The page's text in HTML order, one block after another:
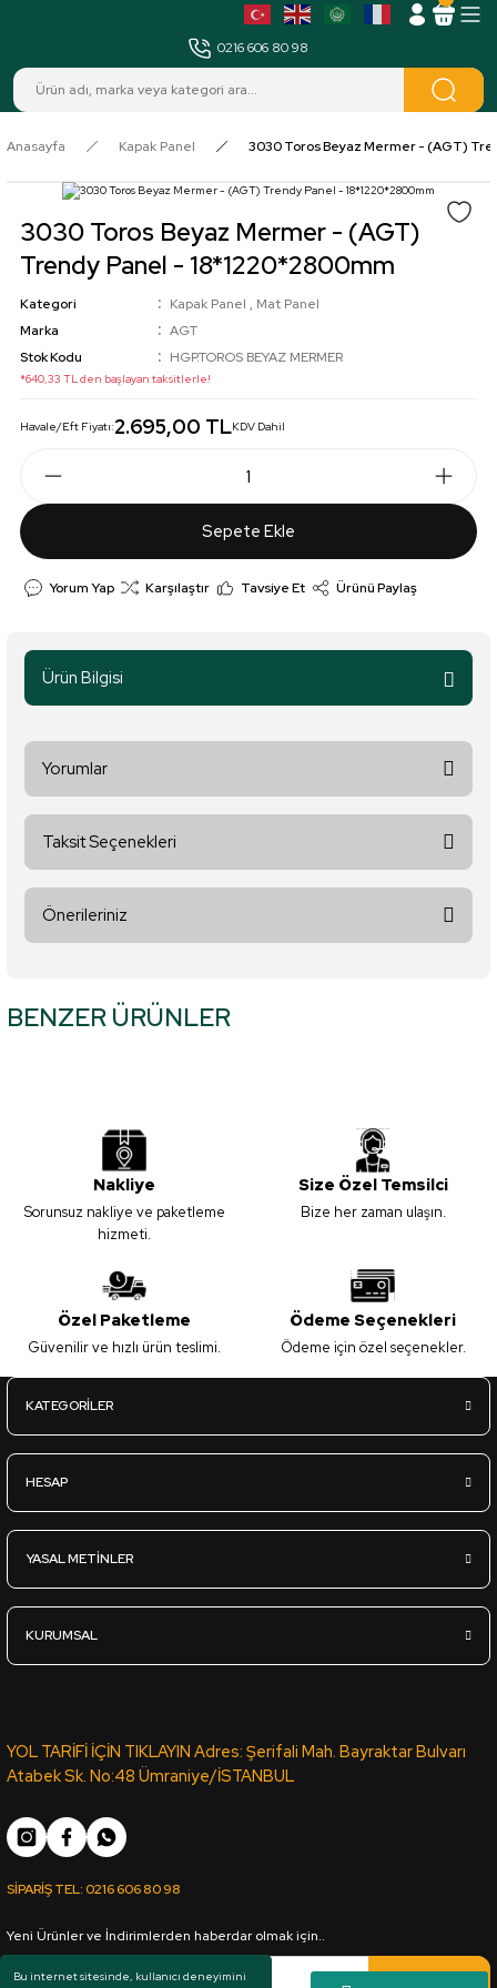
Bu internet sitesinde, kullanıcı deneyimini
0216 606 80 98
Anasayfa Kapak Panel 3030 Toros Beyaz Mermer - (AGT)
3030 Toros Beyaz Mermer - (AGT)
Trendy Panel - 18*1220*2800mm
Kategori Kapak Panel , Mat Panel
Marka
AGT
Stok Kodu
HGP.TOROS BEYAZ MERMER
*640,33 TL den başlayan taksitlerle!
Havale/Eft Fiyatı:2.695,00 TLKDV Dahil
Sepete Ekle
Yorum Yap Karşılaştır Tavsiye Et Ürünü Paylaş
Ürün Bilgisi
Yorumlar
Taksit Seçenekleri
Önerileriniz
tarafımıza iletebilirsiniz.
Ürün bilgilerinde hatalar bulunuyor.
Ürün fiyatı diğer sitelerden daha pahalı.
Bu ürüne benzer farklı alternatifler olmalı.
BENZER ÜRÜNLER
L.Acr-A05 Parlak Kaşmir - Lux Akrilik Panel - 18*1220*2800mm
3.670,00TL
L.Acr-068 Parlak Beyaz Lux Akrilik Panel - 18*1220*2800mm
3.670,00TL
L.Acr-237 Parlak Gri - Lux Akrilik Panel - 18*1220*2800mm
Nakliye
Sorunsuz nakliye ve paketleme
hizmeti.
Size Özel Temsilci
Bize her zaman ulaşın.
Özel Paketleme
Güvenilir ve hızlı ürün teslimi.
Ödeme Seçenekleri
Ödeme için özel seçenekler.
KATEGORİLER
HESAP
YASAL METİNLER
KURUMSAL
YOL TARİFİ İÇİN TIKLAYIN Adres: Şerifali Mah. Bayraktar Bulvarı
Atabek Sk. No:48 Ümraniye/İSTANBUL
SİPARİŞ TEL:0216 606 80 98
Yeni Ürünler ve İndirimlerden haberdar olmak için..
Kaydol